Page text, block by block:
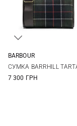
BARBOUR
СУМКА BARRHILL
7 300 ГРН